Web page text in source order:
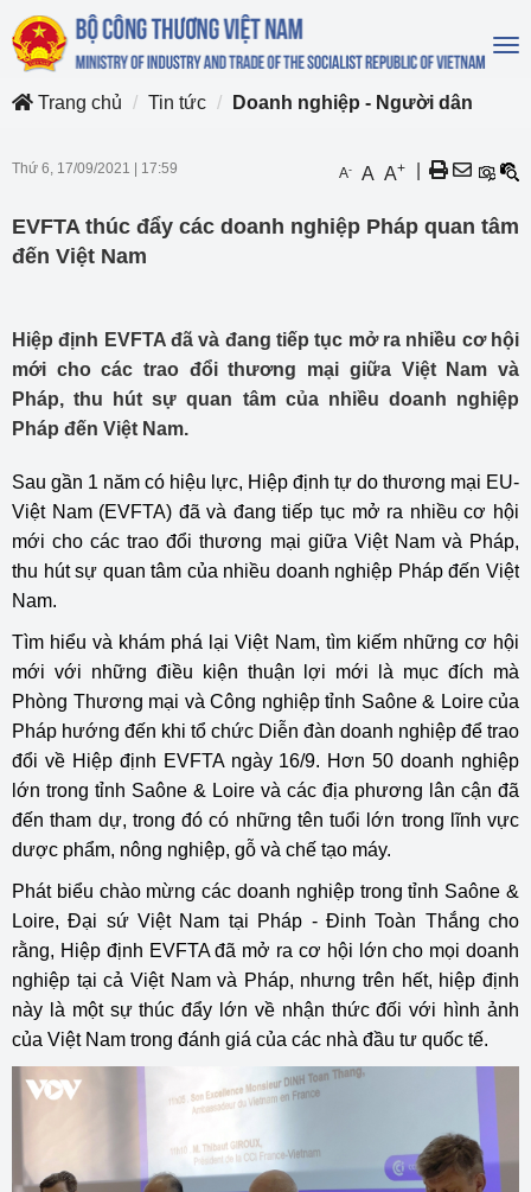
Trang chủ
Tin tức Doanh nghiệp - Người dân
Thứ 6, 17/09/2021 17:59 A- A A+
EVFTA thúc đẩy các doanh nghiệp Pháp quan tâm
đến Việt Nam
Hiệp định EVFTA đã và đang tiếp tục mở ra nhiều cơ hội
mới cho các trao đổi thương mại giữa Việt Nam và
Pháp, thu hút sự quan tâm của nhiều doanh nghiệp
Pháp đến Việt Nam.
Sau gần 1 năm có hiệu lực, Hiệp định tự do thương mại EU-
Việt Nam (EVFTA) đã và đang tiếp tục mở ra nhiều cơ hội
mới cho các trao đổi thương mại giữa Việt Nam và Pháp,
thu hút sự quan tâm của nhiều doanh nghiệp Pháp đến Việt
Nam.
Tìm hiểu và khám phá lại Việt Nam, tìm kiếm những cơ hội
mới với những điều kiện thuận lợi mới là mục đích mà
Phòng Thương mại và Công nghiệp tỉnh Saône & Loire của
Pháp hướng đến khi tổ chức Diễn đàn doanh nghiệp để trao
đổi về Hiệp định EVFTA ngày 16/9. Hơn 50 doanh nghiệp
lớn trong tỉnh Saône & Loire và các địa phương lân cận đã
đến tham dự, trong đó có những tên tuổi lớn trong lĩnh vực
dược phẩm, nông nghiệp, gỗ và chế tạo máy.
Phát biểu chào mừng các doanh nghiệp trong tỉnh Saône &
Loire, Đại sứ Việt Nam tại Pháp - Đinh Toàn Thắng cho
rằng, Hiệp định EVFTA đã mở ra cơ hội lớn cho mọi doanh
nghiệp tại cả Việt Nam và Pháp, nhưng trên hết, hiệp định
này là một sự thúc đẩy lớn về nhận thức đối với hình ảnh
của Việt Nam trong đánh giá của các nhà đầu tư quốc tế.